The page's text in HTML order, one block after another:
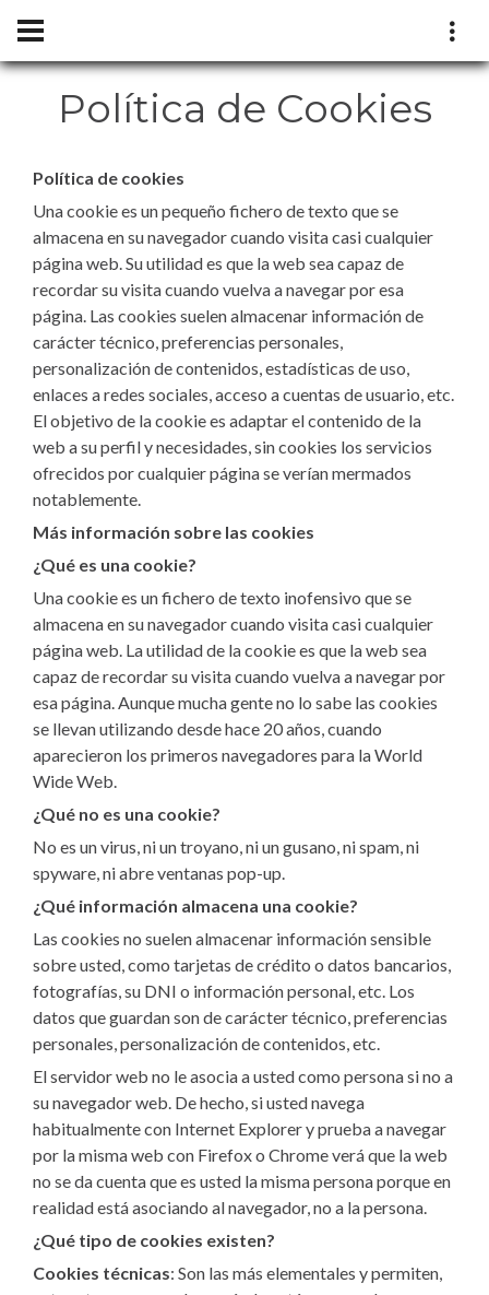
Política de Cookies
Política de cookies
Una cookie es un pequeño fichero de texto que se
almacena en su navegador cuando visita casi cualquier
página web. Su utilidad es que la web sea capaz de
recordar su visita cuando vuelva a navegar por esa
página. Las cookies suelen almacenar información de
carácter técnico, preferencias personales,
personalización de contenidos, estadísticas de uso,
enlaces a redes sociales, acceso a cuentas de usuario, etc.
El objetivo de la cookie es adaptar el contenido de la
web a su perfil y necesidades, sin cookies los servicios
ofrecidos por cualquier página se verían mermados
notablemente.
Más información sobre las cookies
¿Qué es una cookie?
Una cookie es un fichero de texto inofensivo que se
almacena en su navegador cuando visita casi cualquier
página web. La utilidad de la cookie es que la web sea
capaz de recordar su visita cuando vuelva a navegar por
esa página. Aunque mucha gente no lo sabe las cookies
se llevan utilizando desde hace 20 años, cuando
aparecieron los primeros navegadores para la World
Wide Web.
¿Qué no es una cookie?
No es un virus, ni un troyano, ni un gusano, ni spam, ni
spyware, ni abre ventanas pop-up.
¿Qué información almacena una cookie?
Las cookies no suelen almacenar información sensible
sobre usted, como tarjetas de crédito o datos bancarios,
fotografías, su DNI o información personal, etc. Los
datos que guardan son de carácter técnico, preferencias
personales, personalización de contenidos, etc.
El servidor web no le asocia a usted como persona si no a
su navegador web. De hecho, si usted navega
habitualmente con Internet Explorer y prueba a navegar
por la misma web con Firefox o Chrome verá que la web
no se da cuenta que es usted la misma persona porque en
realidad está asociando al navegador, no a la persona.
¿Qué tipo de cookies existen?
Cookies técnicas: Son las más elementales y permiten,